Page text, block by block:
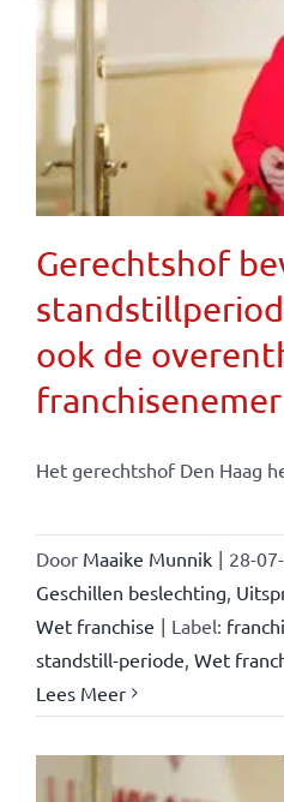
Gerechtshof
ook de
franchisenemer
Het gerechtshof Den Haag
Door Maaike Munnik | 28-
Geschillen beslechting,
Wet franchise | Label:
standstill-periode, Wet
Lees Meer